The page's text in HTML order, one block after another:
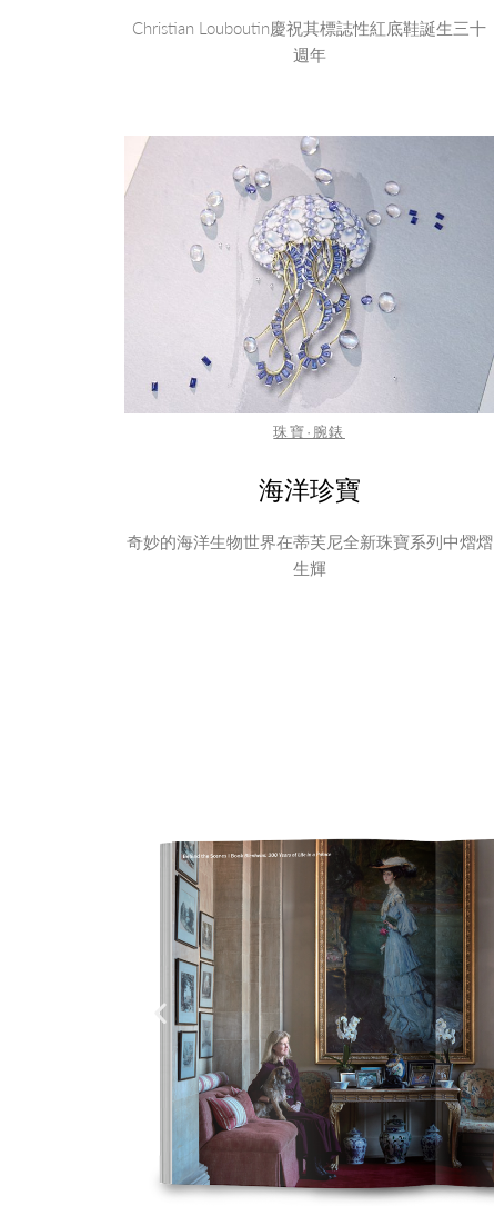
Christian Louboutin慶祝其標誌性紅底鞋誕生三十
週年
珠寶·腕錶
海洋珍寶
奇妙的海洋生物世界在蒂芙尼全新珠寶系列中熠熠
生輝